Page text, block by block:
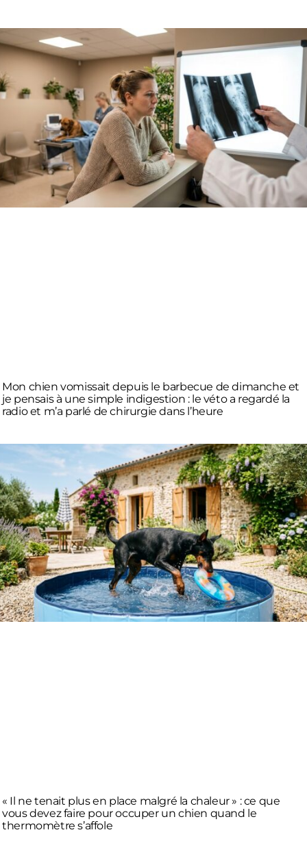
Mon chien vomissait depuis le barbecue de dimanche et
je pensais à une simple indigestion : le véto a regardé la
radio et m’a parlé de chirurgie dans l’heure
« Il ne tenait plus en place malgré la chaleur » : ce que
vous devez faire pour occuper un chien quand le
thermomètre s’affole